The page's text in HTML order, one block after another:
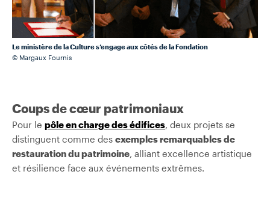
Le ministère de la Culture s’engage aux côtés de la Fondation
© Margaux Fournis
Coups de cœur patrimoniaux
Pour le pôle en charge des édifices, deux projets se
distinguent comme des exemples remarquables de
restauration du patrimoine, alliant excellence artistique
et résilience face aux événements extrêmes.